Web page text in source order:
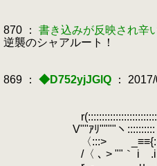
870 ： 書き込みが反映され辛
逆襲のシャアルート！
869 ： ◆D752yjJGlQ ：
V""ｱﾘ""""ヽ::::::::::
〈:::> ゞ
/〈 ､ > ""｀ i .i:::,-